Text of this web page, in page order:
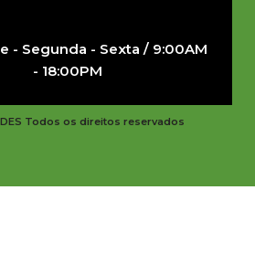
- Segunda - Sexta / 9:00AM
- 18:00PM
Todos os direitos reservados